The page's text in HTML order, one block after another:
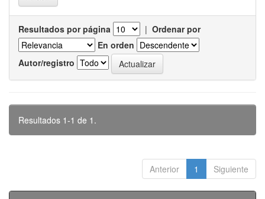
Resultados por página | Ordenar por
En orden
Autor/registro
Resultados 1-1 de 1.
Anterior 1 Siguiente